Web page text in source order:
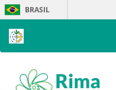
Skip
navigation
BRASIL